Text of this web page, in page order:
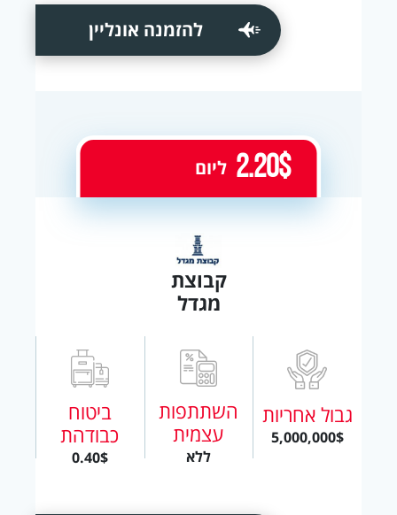
להזמנה אונליין
קבוצת
מגדל
גבול אחריות
5,000,000$
השתתפות
עצמית
ללא
ביטוח
כבודהת
0.40$
2.20$ ליום